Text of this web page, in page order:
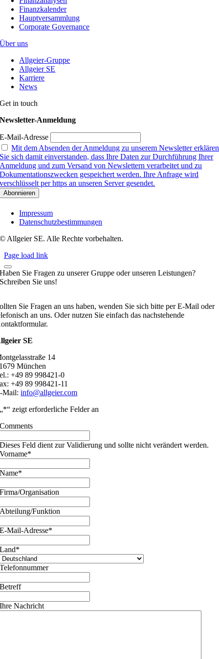
Finanzkalender
Hauptversammlung
Corporate Governance
Über uns
Allgeier-Gruppe
Allgeier SE
Karriere
News
Get in touch
Newsletter-Anmeldung
E-Mail-Adresse
Mit dem Absenden der Anmeldung zu unserem Newsletter erklären
Sie sich damit einverstanden, dass Ihre Daten zur Durchführung Ihrer
Anmeldung und zum Versand von Newslettern verarbeitet und zu
Dokumentationszwecken gespeichert werden. Ihre Anfrage wird
verschlüsselt per https an unseren Server gesendet.
Impressum
Datenschutzbestimmungen
© Allgeier SE. Alle Rechte vorbehalten.
Page load link
Haben Sie Fragen zu unserer Gruppe oder unseren Leistungen?
Schreiben Sie uns!
Sie Fragen an uns haben, wenden Sie sich bitte per E-Mail oder
an uns. Oder nutzen Sie einfach das nachstehende
SE
14
München
+49 89 998421-0
+49 89 998421-11
Mail:info@allgeier.com
„*“ zeigt erforderliche Felder an
Comments
Dieses Feld dient zur Validierung und sollte nicht verändert werden.
Vorname*
Name*
Firma/Organisation
Abteilung/Funktion
E-Mail-Adresse*
Land*
Telefonnummer
Betreff
Ihre Nachricht